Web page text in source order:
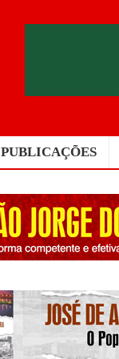
PUBLICAÇÕES